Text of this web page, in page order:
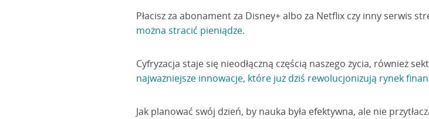
Płacisz za abonament za Disney+ albo za Netflix czy inny serwis
można stracić pieniądze.
Cyfryzacja staje się nieodłączną częścią naszego życia, również
najważniejsze innowacje, które już dziś rewolucjonizują rynek
Jak planować swój dzień, by nauka była efektywna, ale nie